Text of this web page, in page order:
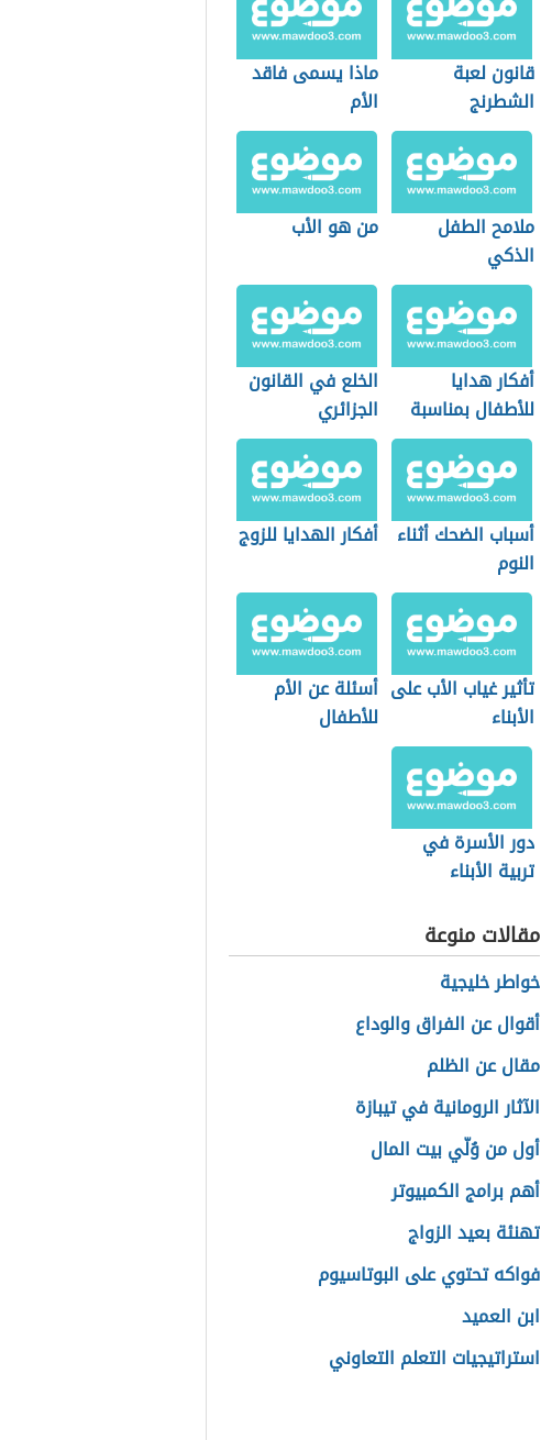
قانون لعبة
الشطرنج
ماذا يسمى فاقد
الأم
ملامح الطفل
الذكي
من هو الأب
أفكار هدايا
للأطفال بمناسبة
النجاح
الخلع في القانون
الجزائري
أسباب الضحك أثناء
النوم
أفكار الهدايا للزوج
تأثير غياب الأب على
الأبناء
أسئلة عن الأم
للأطفال
دور الأسرة في
تربية الأبناء
مقالات منوعة
خواطر خليجية
أقوال عن الفراق والوداع
مقال عن الظلم
الآثار الرومانية في تيبازة
أول من وُلّي بيت المال
أهم برامج الكمبيوتر
تهنئة بعيد الزواج
فواكه تحتوي على البوتاسيوم
ابن العميد
استراتيجيات التعلم التعاوني